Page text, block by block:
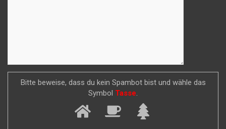
Bitte beweise, dass du kein Spambot bist und wähle das
Symbol Tasse.